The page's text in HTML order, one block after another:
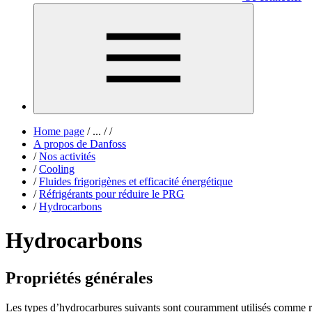
Home page /... / /
A propos de Danfoss
/ Nos activités
/ Cooling
/ Fluides frigorigènes et efficacité énergétique
/ Réfrigérants pour réduire le PRG
/ Hydrocarbons
Hydrocarbons
Propriétés générales
Les types d’hydrocarbures suivants sont couramment utilisés comme